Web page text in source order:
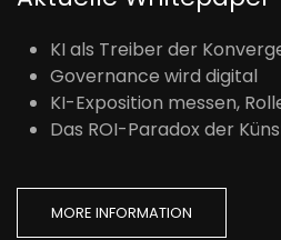
KI als Treiber der
Governance wird digital
KI-Exposition messen,
Das ROI-Paradox der
MORE INFORMATION